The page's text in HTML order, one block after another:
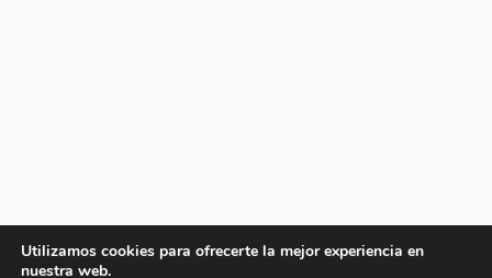
Utilizamos cookies para ofrecerte la mejor experiencia en
nuestra web.